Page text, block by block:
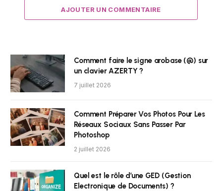
AJOUTER UN COMMENTAIRE
Comment faire le signe arobase (@) sur
un clavier AZERTY ?
7 juillet 2026
Comment Préparer Vos Photos Pour Les
Réseaux Sociaux Sans Passer Par
Photoshop
2 juillet 2026
Quel est le rôle d’une GED (Gestion
Electronique de Documents) ?